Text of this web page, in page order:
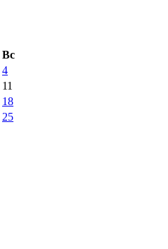
Вс
4
11
18
25